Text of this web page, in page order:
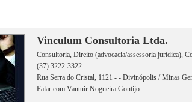
Vinculum Consultoria Ltda.
Consultoria, Direito (advocacia/assessoria jurídica),
(37) 3222-3322 -
Rua Serra do Cristal, 1121 - - Divinópolis / Minas
Falar com Vantuir Nogueira Gontijo